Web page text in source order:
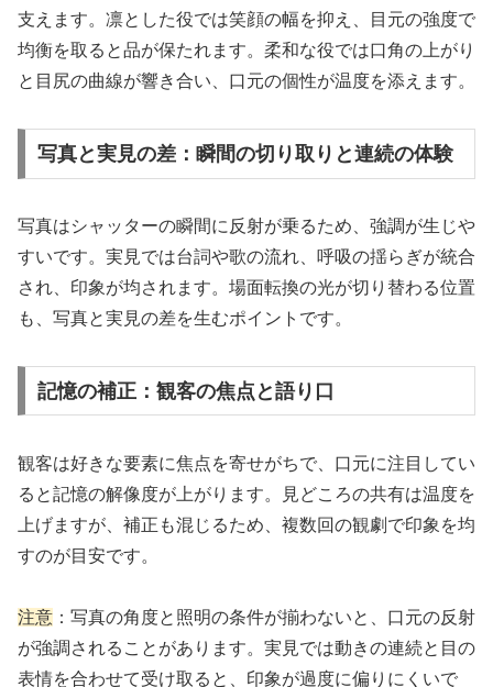
支えます。凛とした役では笑顔の幅を抑え、目元の強度で
均衡を取ると品が保たれます。柔和な役では口角の上がり
と目尻の曲線が響き合い、口元の個性が温度を添えます。
写真と実見の差：瞬間の切り取りと連続の体験
写真はシャッターの瞬間に反射が乗るため、強調が生じや
すいです。実見では台詞や歌の流れ、呼吸の揺らぎが統合
され、印象が均されます。場面転換の光が切り替わる位置
も、写真と実見の差を生むポイントです。
記憶の補正：観客の焦点と語り口
観客は好きな要素に焦点を寄せがちで、口元に注目してい
ると記憶の解像度が上がります。見どころの共有は温度を
上げますが、補正も混じるため、複数回の観劇で印象を均
すのが目安です。
注意 ：写真の角度と照明の条件が揃わないと、口元の反射
が強調されることがあります。実見では動きの連続と目の
表情を合わせて受け取ると、印象が過度に偏りにくいで